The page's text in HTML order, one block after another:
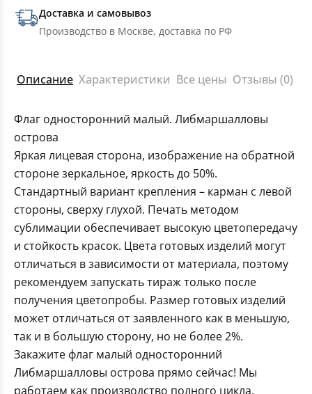
Доставка и самовывоз
Производство в Москве, доставка по РФ
Описание Характеристики Все цены Отзывы (0)
Флаг односторонний малый. Либмаршалловы
острова
Яркая лицевая сторона, изображение на обратной
стороне зеркальное, яркость до 50%.
Стандартный вариант крепления – карман с левой
стороны, сверху глухой. Печать методом
сублимации обеспечивает высокую цветопередачу
и стойкость красок. Цвета готовых изделий могут
отличаться в зависимости от материала, поэтому
рекомендуем запускать тираж только после
получения цветопробы. Размер готовых изделий
может отличаться от заявленного как в меньшую,
так и в большую сторону, но не более 2%.
Закажите флаг малый односторонний
Либмаршалловы острова прямо сейчас! Мы
работаем как производство полного цикла,